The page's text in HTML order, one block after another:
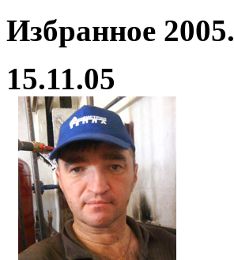
Избранное 2005.
15.11.05